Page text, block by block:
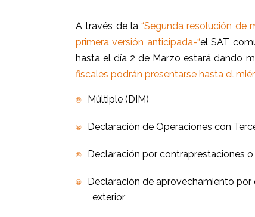
A través de la“Segunda resolución de
primera versión anticipada-“el SAT
hasta el día 2 de Marzo estará dando
fiscales podrán presentarse hasta el
® Múltiple (DIM)
® Declaración de Operaciones con
® Declaración por contraprestaciones
®
Declaración de aprovechamiento
exterior